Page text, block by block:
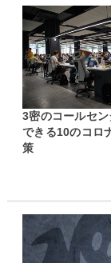
3密のコールセ
できる10のコロ
策